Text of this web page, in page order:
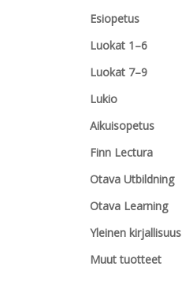
Esiopetus
Luokat 1–6
Luokat 7–9
Lukio
Aikuisopetus
Finn Lectura
Otava Utbildning
Otava Learning
Yleinen kirjallisuus
Muut tuotteet